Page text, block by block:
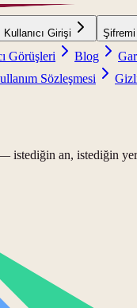
Kullanıcı Girişi
Görüşleri Blog
Sözleşmesi
istediğin an, istediğin